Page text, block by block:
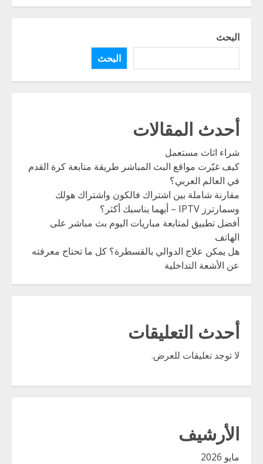
البحث
البحث
أحدث المقالات
شراء اثاث مستعمل
كيف غيّرت مواقع البث المباشر طريقة متابعة كرة القدم
في العالم العربي؟
مقارنة شاملة بين اشتراك فالكون واشتراك هولك
وسمارترز IPTV – أيهما يناسبك أكثر؟
أفضل تطبيق لمتابعة مباريات اليوم بث مباشر على
الهاتف
هل يمكن علاج الدوالي بالقسطرة؟ كل ما تحتاج معرفته
عن الأشعة التداخلية
أحدث التعليقات
لا توجد تعليقات للعرض.
الأرشيف
مايو 2026